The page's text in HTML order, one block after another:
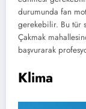
durumunda fan
gerekebilir. Bu tür
Çakmak
başvurarak
Klima